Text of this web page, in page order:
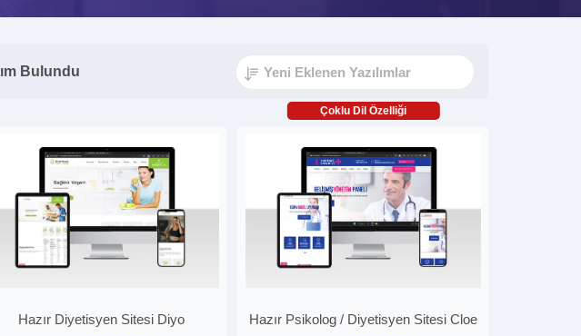
Bulundu
Hazır Diyetisyen Sitesi Diyo
Çoklu Dil Özelliği
Hazır Psikolog / Diyetisyen Sitesi Cloe